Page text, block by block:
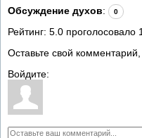
Обсуждение духов: 0
Рейтинг: 5.0 проголосовало 1
Оставьте свой
Войдите: